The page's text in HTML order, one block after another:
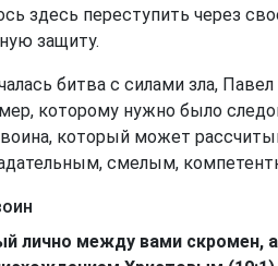
здесь переступить через
защиту.
битва с силами зла,
которому нужно было
который может
смелым,
лично между вами скромен,